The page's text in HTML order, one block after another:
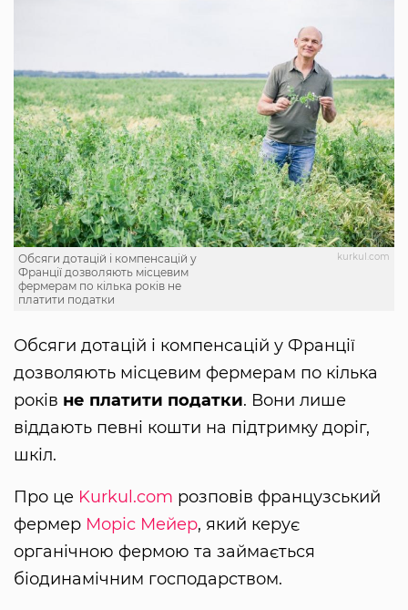
kurkul.com
Обсяги дотацій і компенсацій у
Франції дозволяють місцевим
фермерам по кілька років не
платити податки
Обсяги дотацій і компенсацій у Франції
дозволяють місцевим фермерам по кілька
років не платити податки. Вони лише
віддають певні кошти на підтримку доріг,
шкіл.
Про це Kurkul.com розповів французський
фермер Моріс Мейер, який керує
органічною фермою та займається
біодинамічним господарством.